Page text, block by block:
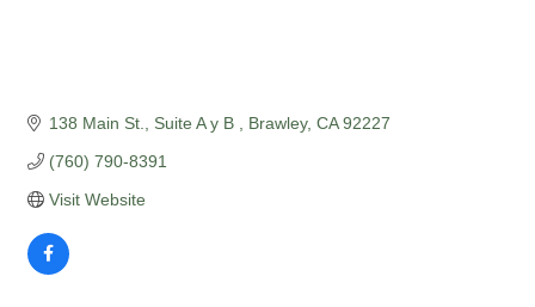
138 Main St. Suite A y B Brawley CA 92227
(760) 790-8391
Visit Website